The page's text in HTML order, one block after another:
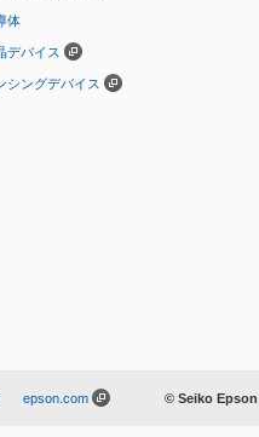
体
デバイス
シングデバイス
epson.com © Seiko